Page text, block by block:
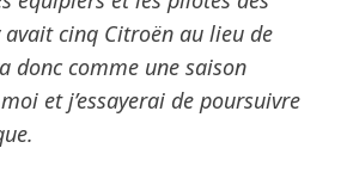
cinq Citroën au lieu de
donc comme une saison
et j’essayerai de poursuivre